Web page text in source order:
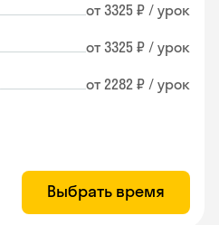
от 3325 ₽ / урок
от 3325 ₽ / урок
от 2282 ₽ / урок
Выбрать время